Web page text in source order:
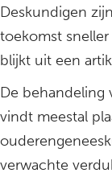
Deskundigen
toekomst
blijkt uit een
De behandeling
vindt meestal
verwachte